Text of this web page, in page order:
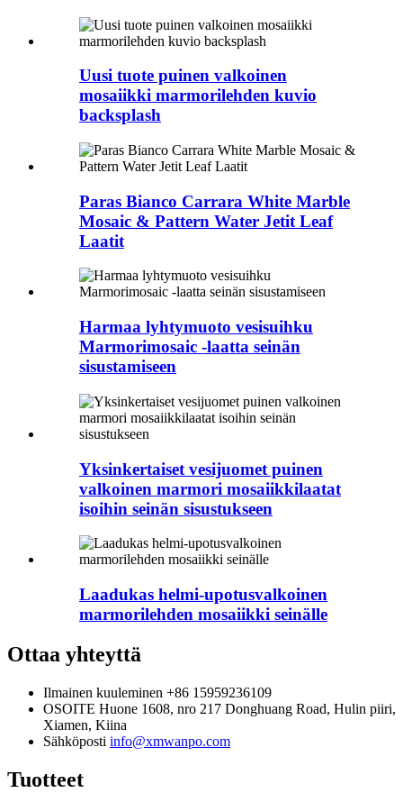
Uusi tuote puinen valkoinen
mosaiikki marmorilehden kuvio
backsplash
Paras Bianco Carrara White Marble
Mosaic & Pattern Water Jetit Leaf
Laatit
Harmaa lyhtymuoto vesisuihku
Marmorimosaic -laatta seinän
sisustamiseen
Yksinkertaiset vesijuomet puinen
valkoinen marmori mosaiikkilaatat
isoihin seinän sisustukseen
Laadukas helmi-upotusvalkoinen
marmorilehden mosaiikki seinälle
Ottaa yhteyttä
Ilmainen kuuleminen +86 15959236109
OSOITE Huone 1608, nro 217 Donghuang Road, Hulin piiri,
Xiamen, Kiina
Sähköposti info@xmwanpo.com
Tuotteet